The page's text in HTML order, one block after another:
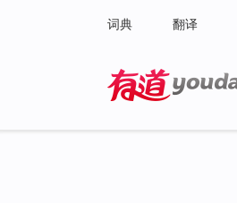
词典 翻译